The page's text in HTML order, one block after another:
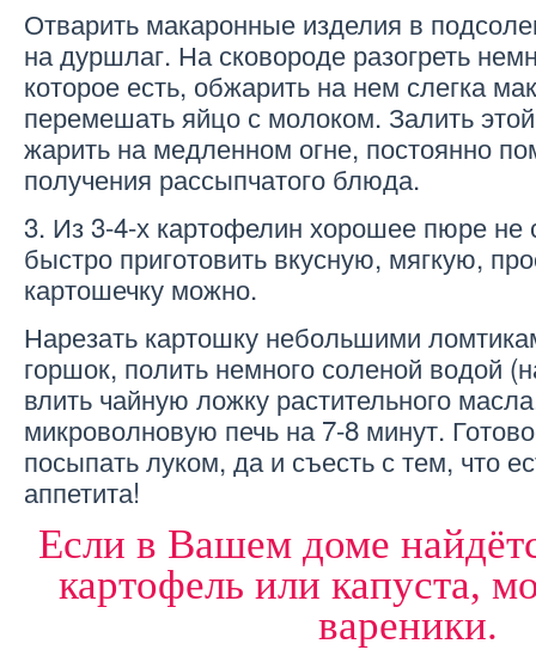
Отварить макаронные изделия в
на дуршлаг. На сковороде разогреть
которое есть, обжарить на нем слегка
перемешать яйцо с молоком. Залить
жарить на медленном огне, постоянно
получения рассыпчатого блюда.
3. Из 3-4-х картофелин хорошее пюре не
быстро приготовить вкусную, мягкую,
картошечку можно.
Нарезать картошку небольшими
горшок, полить немного соленой водой
влить чайную ложку растительного
микроволновую печь на 7-8 минут.
посыпать луком, да и съесть с тем, что
аппетита!
Если в Вашем доме
картофель или капуста,
вареники.